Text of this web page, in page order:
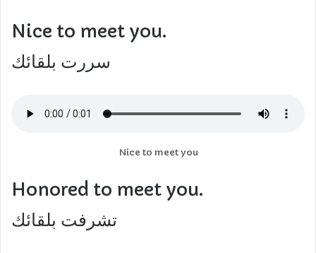
Nice to meet you.
سررت بلقائك
Nice to meet you
Honored to meet you.
تشرفت بلقائك